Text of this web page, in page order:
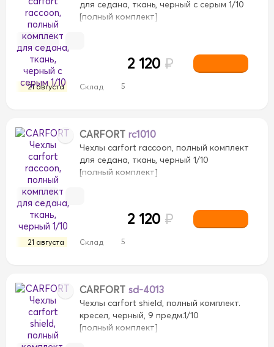
Коричневый
для седана, ткань, черный с серым 1/10
[полный комплект]
21 августа Склад 5
2 120 ₽
CARFORT rc1010
Чехлы carfort raccoon, полный комплект
для седана, ткань, черный 1/10
[полный комплект]
21 августа Склад 5
2 120 ₽
CARFORT sd-4013
Чехлы carfort shield, полный комплект.
кресел, черный, 9 предм.1/10
[полный комплект]